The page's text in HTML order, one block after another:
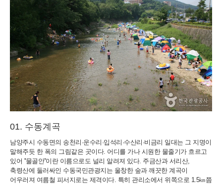
수동계곡
남양주시 수동면의 송천리·운수리·입석리·수산리·비금리 일대는 그 지명이
말해주듯 한 폭의 그림같은 곳이다. 어디를 가나 시원한 물줄기가 흐르고
있어 ''물골안''이란 이름으로도 널리 알려져 있다. 주금산과 서리산,
축령산에 둘러싸인 수동국민관광지는 울창한 숲과 깨끗한 계곡이
어우러져 여름철 피서지로는 제격이다. 특히 관리소에서 위쪽으로 1.5㎞쯤